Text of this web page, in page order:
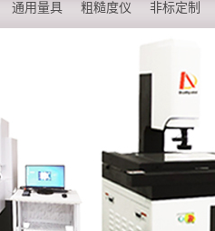
通用量具 粗糙度仪 非标定制